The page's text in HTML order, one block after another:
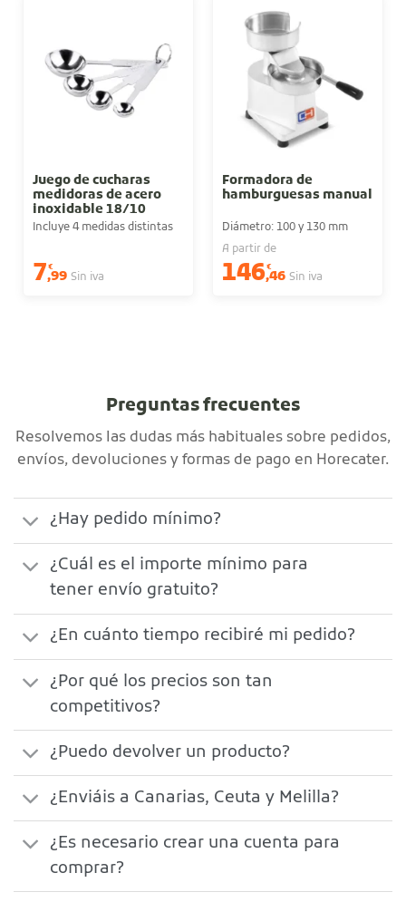
Juego de cucharas
medidoras de acero
inoxidable 18/10
Incluye 4 medidas distintas
7€
,99 Sin iva
Formadora de
hamburguesas manual
Diámetro: 100 y 130 mm
A partir de
146€
,46 Sin iva
Preguntas frecuentes
Resolvemos las dudas más habituales sobre pedidos,
envíos, devoluciones y formas de pago en Horecater.
¿Hay pedido mínimo?
¿Cuál es el importe mínimo para
tener envío gratuito?
¿En cuánto tiempo recibiré mi pedido?
¿Por qué los precios son tan
competitivos?
¿Puedo devolver un producto?
¿Enviáis a Canarias, Ceuta y Melilla?
¿Es necesario crear una cuenta para
comprar?